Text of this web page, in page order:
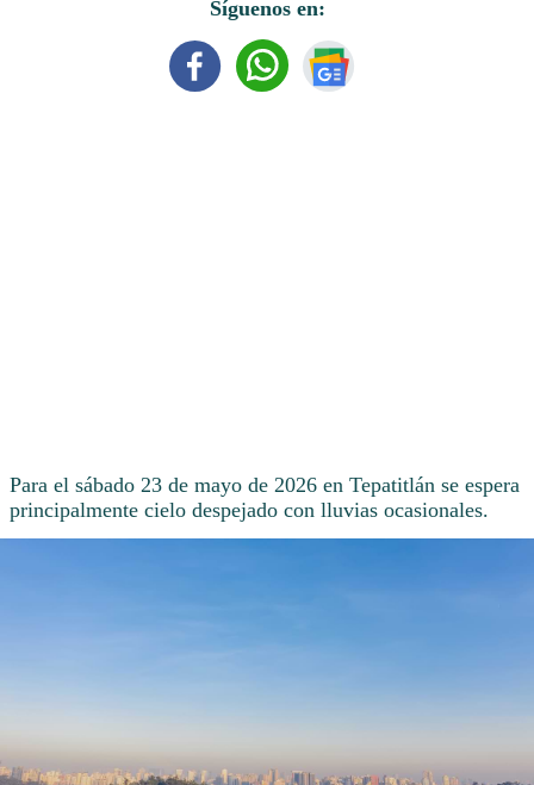
Síguenos en:
Para el sábado 23 de mayo de 2026 en Tepatitlán se espera
principalmente cielo despejado con lluvias ocasionales.